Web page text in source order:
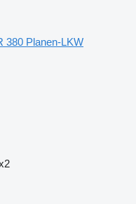
380 Planen-LKW